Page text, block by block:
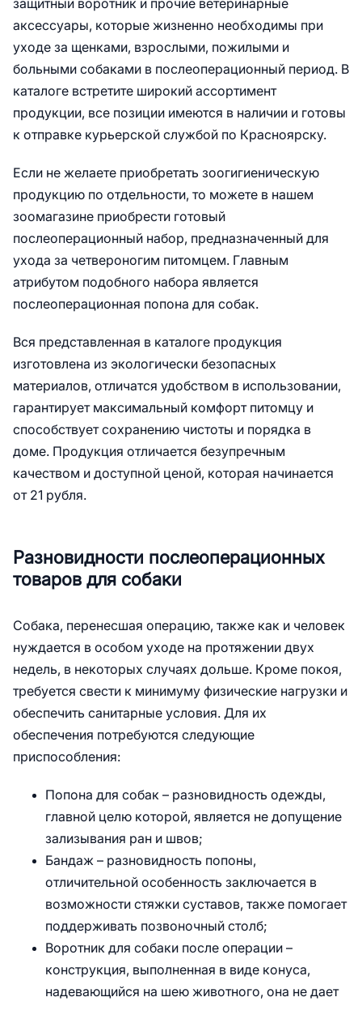
защитный воротник и прочие ветеринарные
аксессуары, которые жизненно необходимы при
уходе за щенками, взрослыми, пожилыми и
больными собаками в послеоперационный период. В
каталоге встретите широкий ассортимент
продукции, все позиции имеются в наличии и готовы
к отправке курьерской службой по Красноярску.
Если не желаете приобретать зоогигиеническую
продукцию по отдельности, то можете в нашем
зоомагазине приобрести готовый
послеоперационный набор, предназначенный для
ухода за четвероногим питомцем. Главным
атрибутом подобного набора является
послеоперационная попона для собак.
Вся представленная в каталоге продукция
изготовлена из экологически безопасных
материалов, отличатся удобством в использовании,
гарантирует максимальный комфорт питомцу и
способствует сохранению чистоты и порядка в
доме. Продукция отличается безупречным
качеством и доступной ценой, которая начинается
от 21 рубля.
Разновидности послеоперационных
товаров для собаки
Собака, перенесшая операцию, также как и человек
нуждается в особом уходе на протяжении двух
недель, в некоторых случаях дольше. Кроме покоя,
требуется свести к минимуму физические нагрузки и
обеспечить санитарные условия. Для их
обеспечения потребуются следующие
приспособления:
Попона для собак – разновидность одежды,
главной целю которой, является не допущение
зализывания ран и швов;
Бандаж – разновидность попоны,
отличительной особенность заключается в
возможности стяжки суставов, также помогает
поддерживать позвоночный столб;
Воротник для собаки после операции –
конструкция, выполненная в виде конуса,
надевающийся на шею животного, она не дает